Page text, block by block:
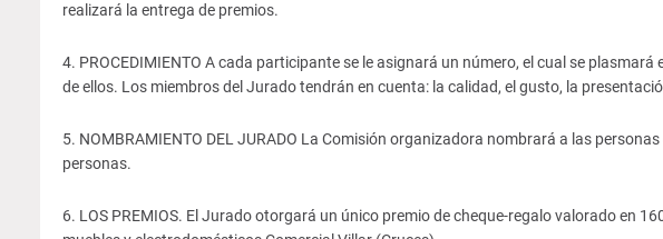
realizará la entrega de premios.
4. PROCEDIMIENTO A cada participante se le asignará un número, el cual se
de ellos. Los miembros del Jurado tendrán en cuenta: la calidad, el gusto, la
5. NOMBRAMIENTO DEL JURADO La Comisión organizadora nombrará a las
personas.
6. LOS PREMIOS. El Jurado otorgará un único premio de cheque-regalo valorado en